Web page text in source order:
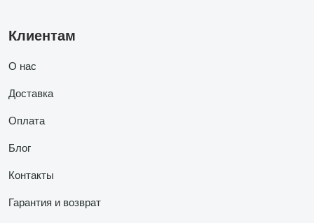
Клиентам
О нас
Доставка
Оплата
Блог
Контакты
Гарантия и возврат